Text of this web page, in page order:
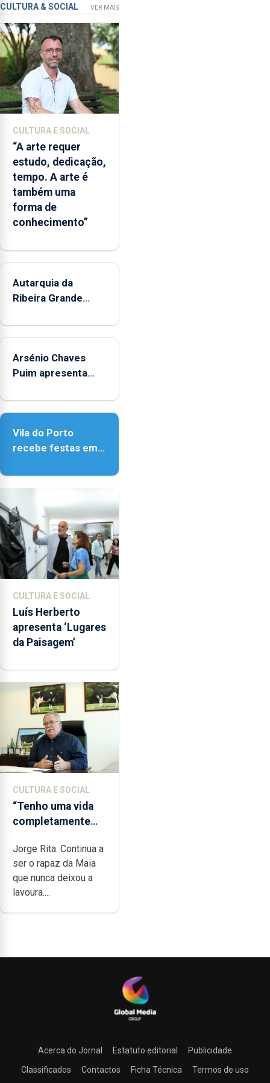
financiamento
para
os
bombeiros
dos
Açores
com
responsabilidades
partilhadas
entre
o
Governo
Regional
e
municípios.
CULTURA & SOCIAL VER MAIS
CULTURA E SOCIAL
“A arte requer
estudo, dedicação,
tempo. A arte é
também uma
forma de
conhecimento”
Autarquia da
Ribeira Grande
"Museus no Verão"
Arsénio Chaves
Puim apresenta
de Vila do Porto
Vila do Porto
recebe festas em
Senhora da
CULTURA E SOCIAL
Luís Herberto
apresenta ‘Lugares
da Paisagem’
CULTURA E SOCIAL
“Tenho uma vida
completamente
dedicação, gosto e
muita paixão”
Jorge Rita. Continua a
ser o rapaz da Maia
que nunca deixou a
lavoura....
Acerca do Jornal Estatuto editorial
Publicidade
Classificados
Contactos Ficha Técnica Termos de uso